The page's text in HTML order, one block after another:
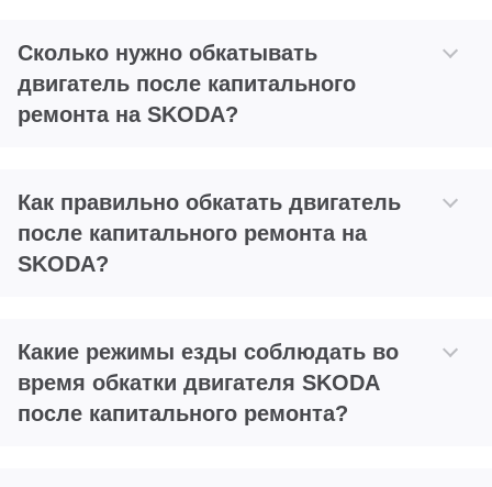
Сколько нужно обкатывать
двигатель после капитального
ремонта на SKODA?
Как правильно обкатать двигатель
после капитального ремонта на
SKODA?
Какие режимы езды соблюдать во
время обкатки двигателя SKODA
после капитального ремонта?